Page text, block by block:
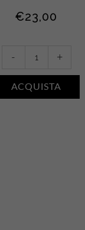
€23,00
viso
quantity
- +
ACQUISTA